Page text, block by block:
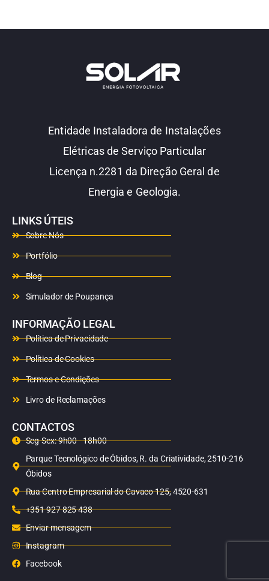
Entidade Instaladora de Instalações
Elétricas de Serviço Particular
Licença n.2281 da Direção Geral de
Energia e Geologia.
LINKS ÚTEIS
Sobre Nós
Portfólio
Blog
Simulador de Poupança
INFORMAÇÃO LEGAL
Política de Privacidade
Política de Cookies
Termos e Condições
Livro de Reclamações
CONTACTOS
Seg-Sex: 9h00 - 18h00
Parque Tecnológico de Óbidos, R. da Criatividade, 2510-216
Óbidos
Rua Centro Empresarial do Cavaco 125, 4520-631
+351 927 825 438
Enviar mensagem
Instagram
Facebook